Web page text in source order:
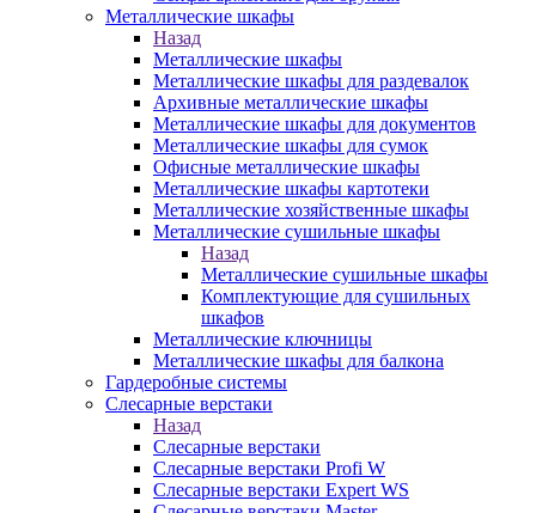
Металлические шкафы
Назад
Металлические шкафы
Металлические шкафы для раздевалок
Архивные металлические шкафы
Металлические шкафы для документов
Металлические шкафы для сумок
Офисные металлические шкафы
Металлические шкафы картотеки
Металлические хозяйственные шкафы
Металлические сушильные шкафы
Назад
Металлические сушильные шкафы
Комплектующие для сушильных
шкафов
Металлические ключницы
Металлические шкафы для балкона
Гардеробные системы
Слесарные верстаки
Назад
Слесарные верстаки
Слесарные верстаки Profi W
Слесарные верстаки Expert WS